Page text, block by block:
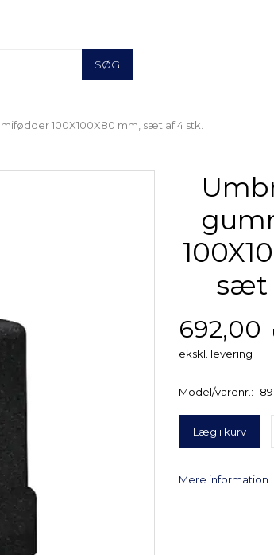
SØG
100X100X80 mm, sæt af 4 stk.
sæt
692,00
ekskl. levering
Model/varenr.:
Læg i kurv
Mere information